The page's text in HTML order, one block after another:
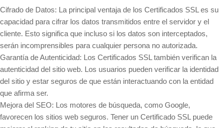
Cifrado de Datos: La principal ventaja de los Certificados SSL es su
capacidad para cifrar los datos transmitidos entre el servidor y el
cliente. Esto significa que incluso si los datos son interceptados,
serán incomprensibles para cualquier persona no autorizada.
Garantía de Autenticidad: Los Certificados SSL también verifican la
autenticidad del sitio web. Los usuarios pueden verificar la identidad
del sitio y estar seguros de que están interactuando con la entidad
que afirma ser.
Mejora del SEO: Los motores de búsqueda, como Google,
favorecen los sitios web seguros. Tener un Certificado SSL puede